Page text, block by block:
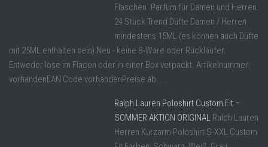
Flaschen. Parfüm für Damen und Herren.
24 Stück Trend Düfte Damen / Herren
mindestens 15ML (es können auch Düfte
mit 25ML enthalten sein) Neu - keine B-Ware oder Rückläufer.
Entweder lose im Flacon oder in einer Box verpackt. Artikelnummer:
vorhandenEAN Code vorhandenPreise ab: ...
Ralph Lauren Poloshirt Custom Fit –
SOMMER AKTION ORIGINAL Ralph Lauren
Herren Kurzarm Poloshirt S-XXL Custom